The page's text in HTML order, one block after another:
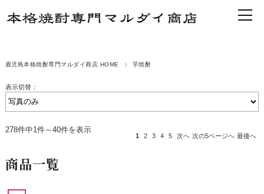
鹿児島本格焼酎専門マルダイ商店 HOME 芋焼酎
表示切替：
278件中1件～40件を表示
1 2 3 4 5 次へ 次の5ページへ 最後へ
商品一覧